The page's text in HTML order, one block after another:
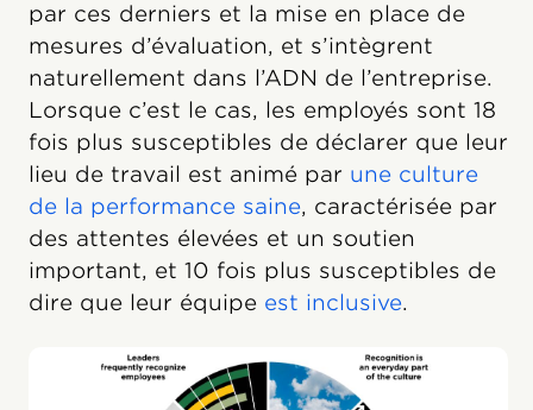
par ces derniers et la mise en place de
mesures d’évaluation, et s’intègrent
naturellement dans l’ADN de l’entreprise.
Lorsque c’est le cas, les employés sont 18
fois plus susceptibles de déclarer que leur
lieu de travail est animé par une culture
de la performance saine, caractérisée par
des attentes élevées et un soutien
important, et 10 fois plus susceptibles de
dire que leur équipe est inclusive.